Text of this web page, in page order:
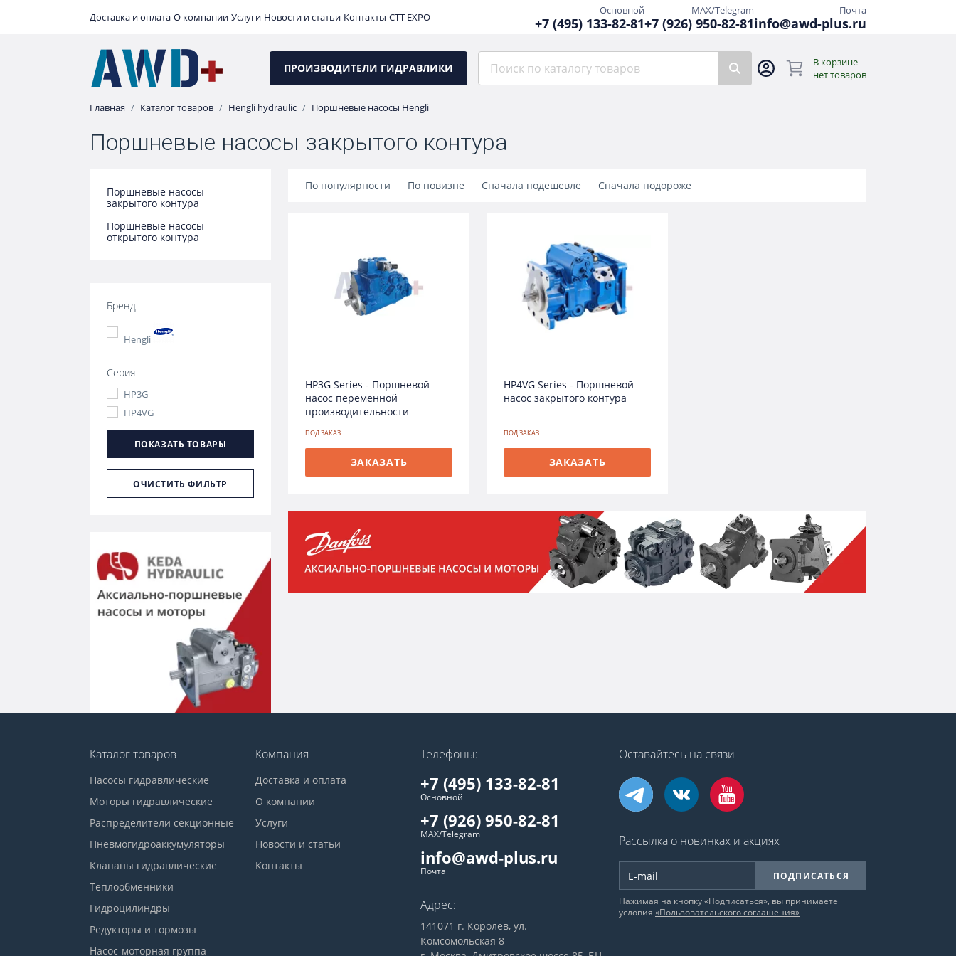
Доставка и оплата О компании Услуги Новости и статьи Контакты CTT EXPO +7 (495) 133-82-81
Основной
+7 (926) 950-82-81
MAX/Telegram
info@awd-plus.ru
Почта
ПРОИЗВОДИТЕЛИ ГИДРАВЛИКИ
В корзине
нет товаров
Главная Каталог товаров Hengli hydraulic Поршневые насосы Hengli
Поршневые насосы закрытого контура
Поршневые насосы
закрытого контура
Поршневые насосы
открытого контура
Бренд
Hengli
Серия
HP3G
HP4VG
ПОКАЗАТЬ ТОВАРЫ
ОЧИСТИТЬ ФИЛЬТР
По популярности По новизне Сначала подешевле Сначала подороже
HP3G Series - Поршневой
насос переменной
производительности
ПОД ЗАКАЗ
ЗАКАЗАТЬ
HP4VG Series - Поршневой
насос закрытого контура
ПОД ЗАКАЗ
ЗАКАЗАТЬ
Каталог товаров
Насосы гидравлические
Моторы гидравлические
Распределители секционные
Пневмогидроаккумуляторы
Клапаны гидравлические
Теплообменники
Гидроцилиндры
Редукторы и тормозы
Насос-моторная группа
Компания
Доставка и оплата
О компании
Услуги
Новости и статьи
Контакты
Телефоны:
+7 (495) 133-82-81
Основной
+7 (926) 950-82-81
MAX/Telegram
info@awd-plus.ru
Почта
Адрес:
141071 г. Королев, ул.
Комсомольская 8
Оставайтесь на связи
Рассылка о новинках и акциях
ПОДПИСАТЬСЯ
Нажимая на кнопку «Подписаться», вы принимаете
условия «Пользовательского соглашения»